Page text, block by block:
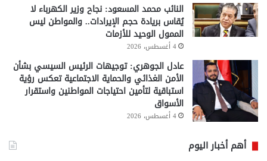
النائب محمد المسعود: نجاح وزير الكهرباء لا
يُقاس بريادة حجم الإيرادات.. والمواطن ليس
الممول الوحيد للأزمات
4 أغسطس، 2026
عادل الجوهري: توجيهات الرئيس السيسي بشأن
الأمن الغذائي والحماية الاجتماعية تعكس رؤية
استباقية لتأمين احتياجات المواطنين واستقرار
الأسواق
4 أغسطس، 2026
أهم أخبار اليوم